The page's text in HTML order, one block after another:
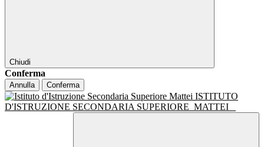
Chiudi
Conferma
Annulla Conferma
ISTITUTO
D'ISTRUZIONE SECONDARIA SUPERIORE MATTEI